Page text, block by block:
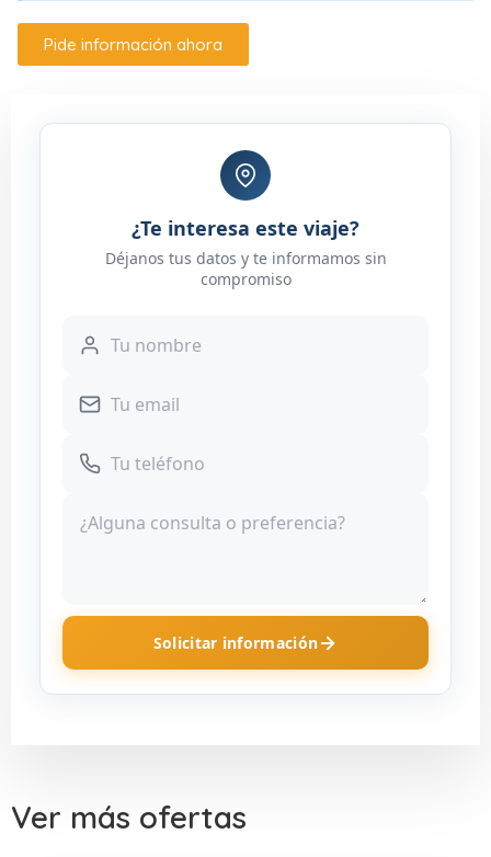
Pide información ahora
¿Te interesa este viaje?
Déjanos tus datos y te informamos sin
compromiso
Solicitar información
Ver más ofertas